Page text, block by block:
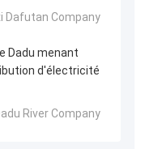
Dafutan Company
Dadu menant
d'électricité
River Company